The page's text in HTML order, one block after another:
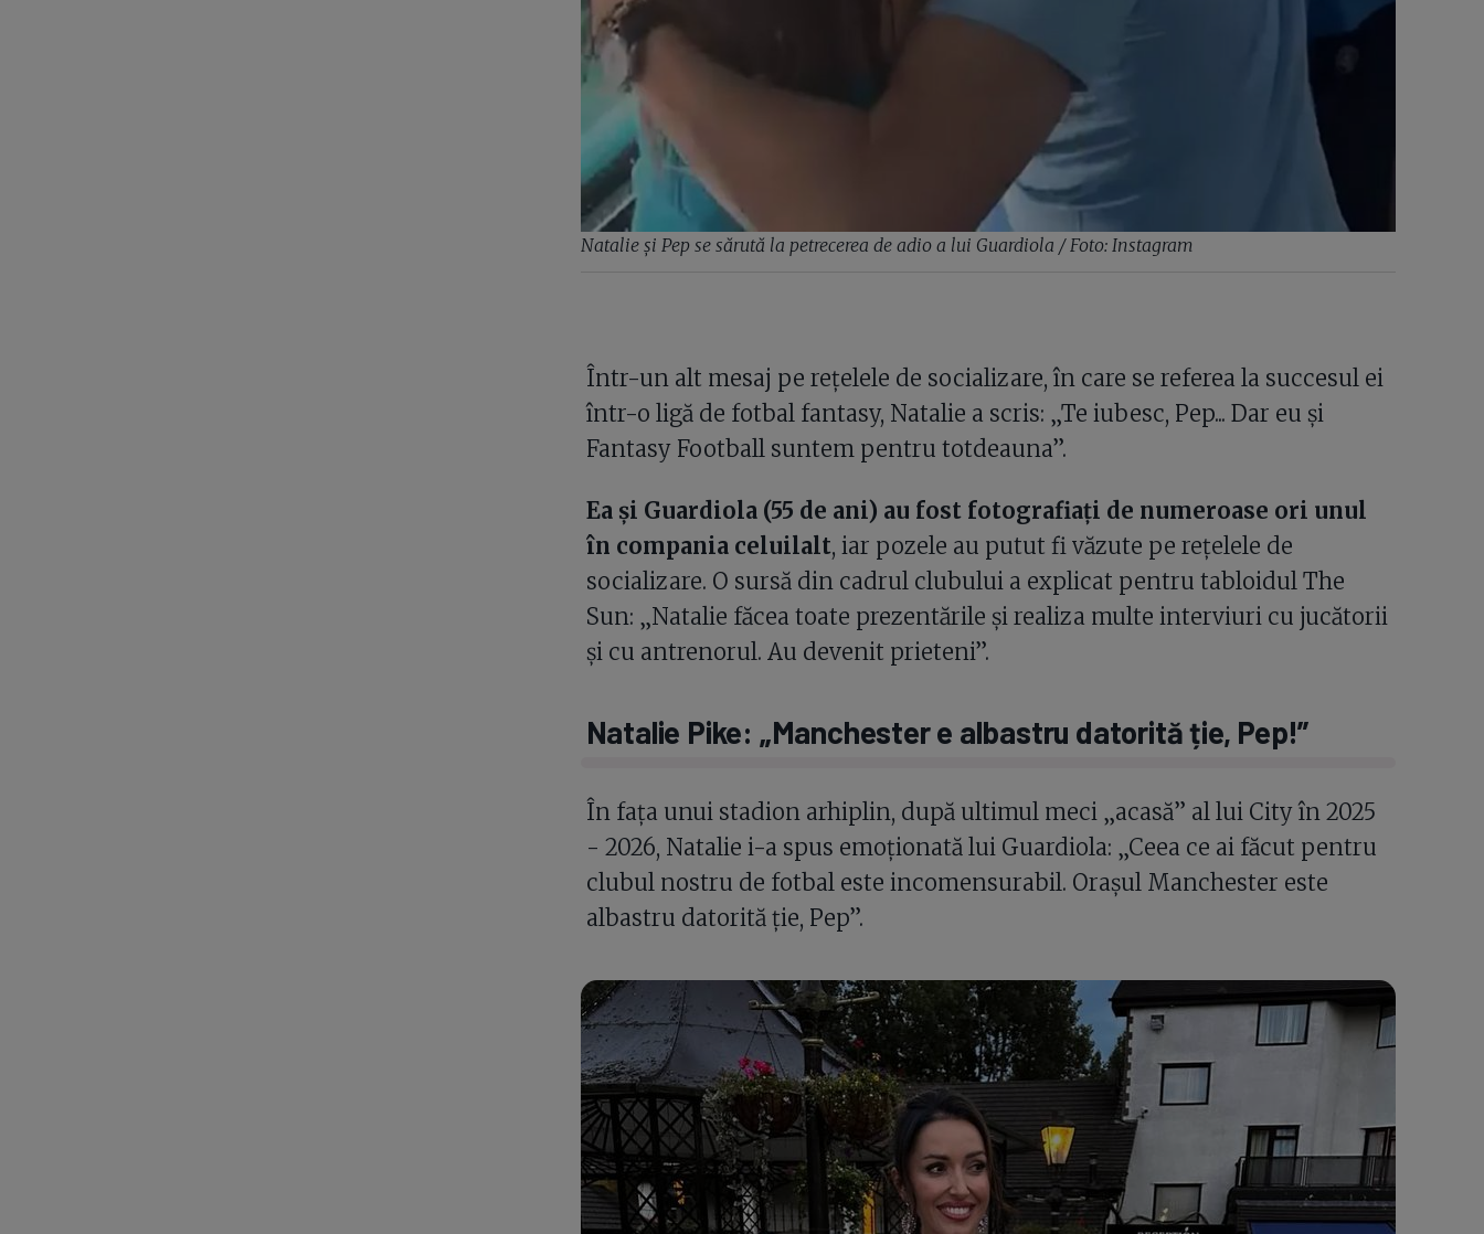
Natalie și Pep se sărută la petrecerea de adio a lui Guardiola / Foto: Instagram
Într-un alt mesaj pe rețelele de socializare, în care se referea la succesul ei
într-o ligă de fotbal fantasy, Natalie a scris: „Te iubesc, Pep... Dar eu și
Fantasy Football suntem pentru totdeauna”.
Ea și Guardiola (55 de ani) au fost fotografiați de numeroase ori unul
în compania celuilalt, iar pozele au putut fi văzute pe rețelele de
socializare. O sursă din cadrul clubului a explicat pentru tabloidul The
Sun: „Natalie făcea toate prezentările și realiza multe interviuri cu jucătorii
și cu antrenorul. Au devenit prieteni”.
Natalie Pike: „Manchester e albastru datorită ție, Pep!”
În fața unui stadion arhiplin, după ultimul meci „acasă” al lui City în 2025
- 2026, Natalie i-a spus emoționată lui Guardiola: „Ceea ce ai făcut pentru
clubul nostru de fotbal este incomensurabil. Orașul Manchester este
albastru datorită ție, Pep”.